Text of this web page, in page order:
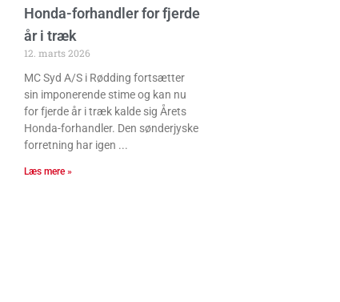
Honda-forhandler for fjerde
år i træk
12. marts 2026
MC Syd A/S i Rødding fortsætter
sin imponerende stime og kan nu
for fjerde år i træk kalde sig Årets
Honda-forhandler. Den sønderjyske
forretning har igen
Læs mere »